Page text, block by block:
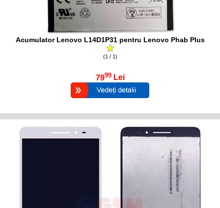
Acumulator Lenovo L14D1P31 pentru Lenovo Phab Plus
(1 / 1)
7999 Lei